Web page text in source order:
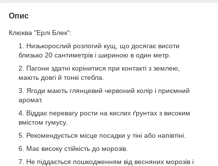
Опис
Клюква "Ерлі Блек":
Низькорослий розлогий кущ, що досягає висоти
близько 20 сантиметрів і шириною в один метр.
Пагони здатні корінитися при контакті з землею,
мають довгі й тонкі стебла.
Ягоди мають глянцевий червоний колір і приємний
аромат.
Віддає перевагу рости на кислих ґрунтах з високим
вмістом гумусу.
Рекомендується місце посадки у тіні або напівтіні.
Має високу стійкість до морозів.
Не піддається пошкодженням від весняних морозів і